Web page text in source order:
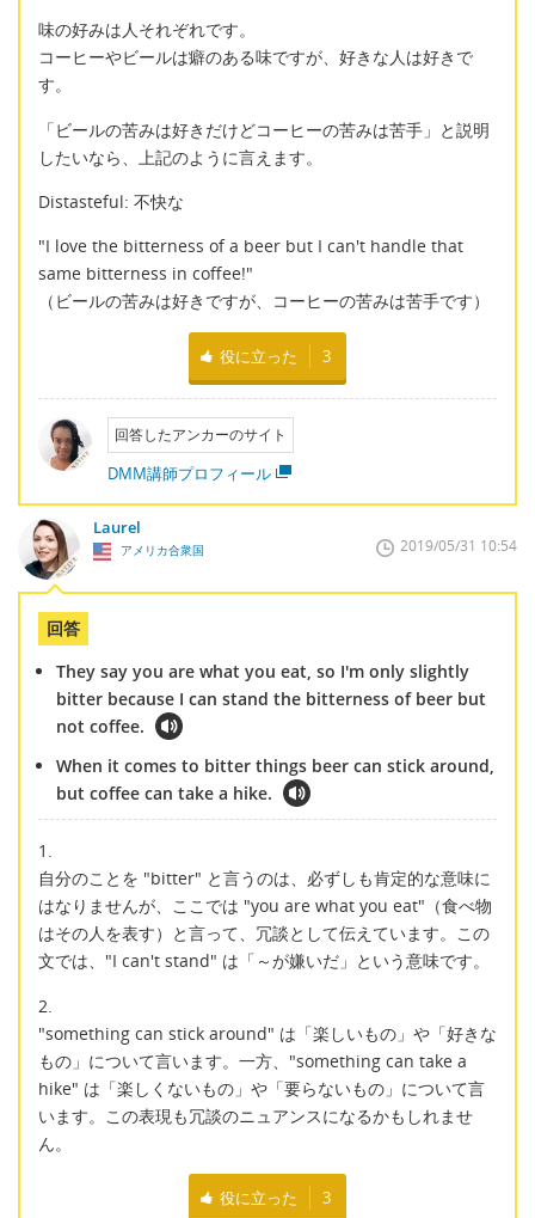
味の好みは人それぞれです。
コーヒーやビールは癖のある味ですが、好きな人は好きで
す。
「ビールの苦みは好きだけどコーヒーの苦みは苦手」と説明
したいなら、上記のように言えます。
Distasteful: 不快な
"I love the bitterness of a beer but I can't handle that
same bitterness in coffee!"
（ビールの苦みは好きですが、コーヒーの苦みは苦手です）
役に立った 3
回答したアンカーのサイト
DMM講師プロフィール
Laurel
アメリカ合衆国 2019/05/31 10:54
回答
They say you are what you eat, so I'm only slightly
bitter because I can stand the bitterness of beer but
not coffee.
When it comes to bitter things beer can stick around,
but coffee can take a hike.
1.
自分のことを "bitter" と言うのは、必ずしも肯定的な意味に
はなりませんが、ここでは "you are what you eat"（食べ物
はその人を表す）と言って、冗談として伝えています。この
文では、"I can't stand" は「～が嫌いだ」という意味です。
2.
"something can stick around" は「楽しいもの」や「好きな
もの」について言います。一方、"something can take a
hike" は「楽しくないもの」や「要らないもの」について言
います。この表現も冗談のニュアンスになるかもしれませ
ん。
役に立った 3